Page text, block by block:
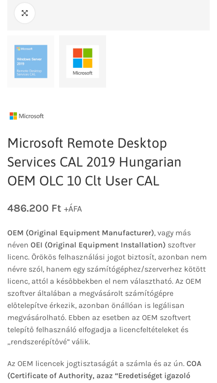
Microsoft Remote Desktop
Services CAL 2019 Hungarian
OEM OLC 10 Clt User CAL
486.200 Ft +ÁFA
OEM (Original Equipment Manufacturer), vagy más
néven OEI (Original Equipment Installation) szoftver
licenc. Örökös felhasználási jogot biztosít, azonban nem
névre szól, hanem egy számítógéphez/szerverhez kötött
licenc, attól a későbbekben el nem választható. Az OEM
szoftver általában a megvásárolt számítógépre
előtelepítve érkezik, azonban önállóan is legálisan
megvásárolható. Ebben az esetben az OEM szoftvert
telepítő felhasználó elfogadja a licencfeltételeket és
„rendszerépítővé” válik.
Az OEM licencek jogtisztaságát a számla és az ún. COA
(Certificate of Authority, azaz “Eredetiséget igazoló